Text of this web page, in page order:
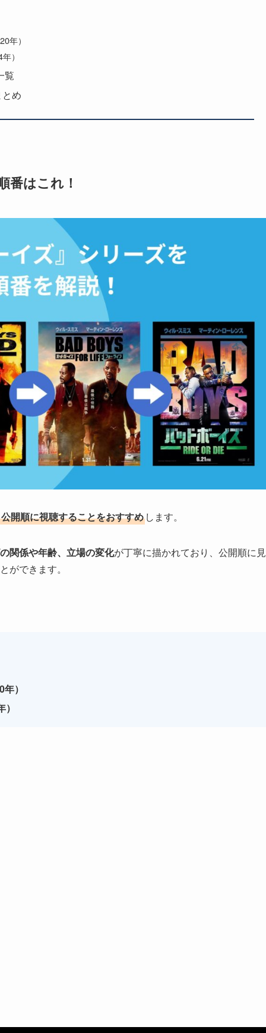
年）
）
覧
め
番はこれ！
公開順に視聴することをおすすめ します。
関係や年齢、立場の変化が丁寧に描かれており、公開順に見
ができます。
）